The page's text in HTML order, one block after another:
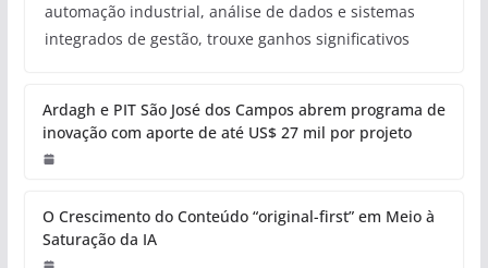
automação industrial, análise de dados e sistemas
integrados de gestão, trouxe ganhos significativos
Ardagh e PIT São José dos Campos abrem programa de
inovação com aporte de até US$ 27 mil por projeto
O Crescimento do Conteúdo “original-first” em Meio à
Saturação da IA